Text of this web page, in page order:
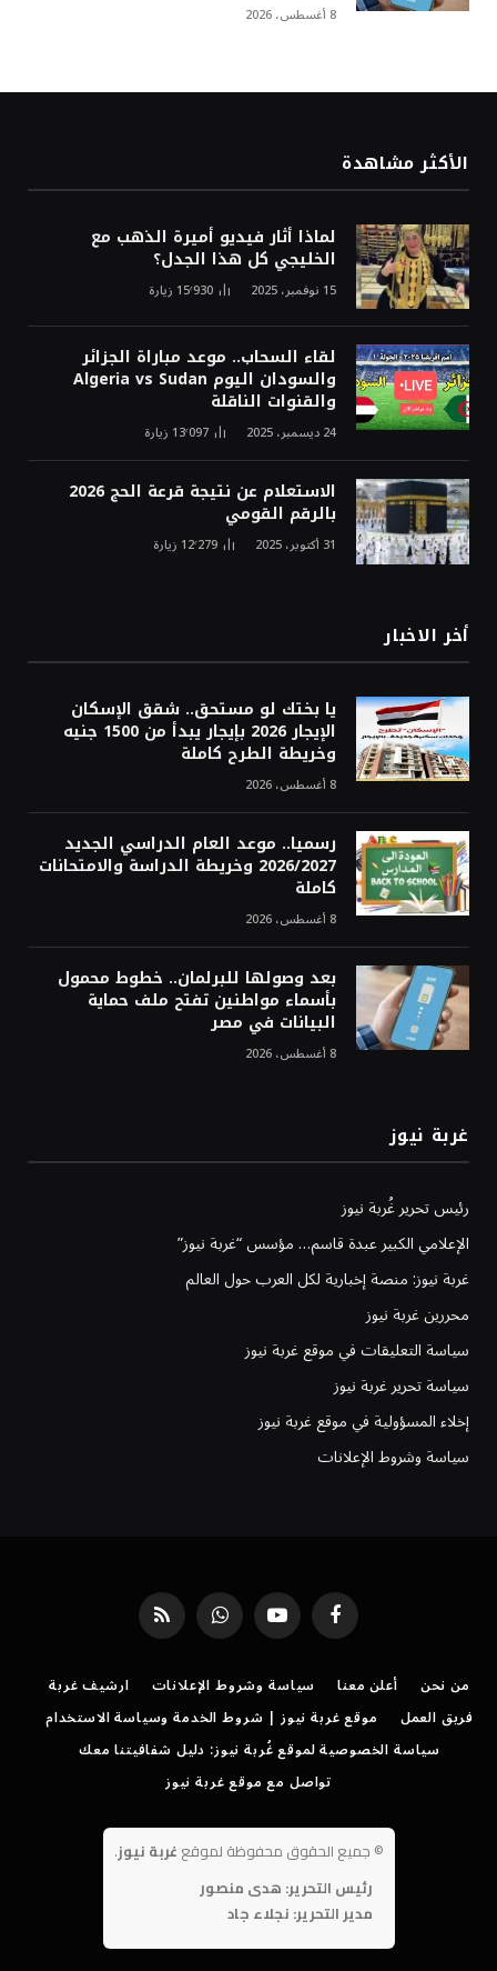
8 أغسطس، 2026
الأكثر مشاهدة
لماذا أثار فيديو أميرة الذهب مع
الخليجي كل هذا الجدل؟
15 نوفمبر، 2025 15٬930 زيارة
لقاء السحاب.. موعد مباراة الجزائر
والسودان اليوم Algeria vs Sudan
والقنوات الناقلة
24 ديسمبر، 2025 13٬097 زيارة
الاستعلام عن نتيجة قرعة الحج 2026
بالرقم القومي
31 أكتوبر، 2025 12٬279 زيارة
أخر الاخبار
يا بختك لو مستحق.. شقق الإسكان
الإيجار 2026 بإيجار يبدأ من 1500 جنيه
وخريطة الطرح كاملة
8 أغسطس، 2026
رسميا.. موعد العام الدراسي الجديد
2026/2027 وخريطة الدراسة والامتحانات
كاملة
8 أغسطس، 2026
بعد وصولها للبرلمان.. خطوط محمول
بأسماء مواطنين تفتح ملف حماية
البيانات في مصر
8 أغسطس، 2026
غربة نيوز
رئيس تحرير غُربة نيوز
الإعلامي الكبير عبدة قاسم… مؤسس “غربة نيوز”
غربة نيوز: منصة إخبارية لكل العرب حول العالم
محررين غربة نيوز
سياسة التعليقات في موقع غربة نيوز
سياسة تحرير غربة نيوز
إخلاء المسؤولية في موقع غربة نيوز
سياسة وشروط الإعلانات
فيسبوك يوتيوب واتساب RSS
من نحن أعلن معنا سياسة وشروط الإعلانات
ارشيف غربة
فريق العمل
موقع غربة نيوز | شروط الخدمة وسياسة الاستخدام
سياسة الخصوصية لموقع غُربة نيوز: دليل شفافيتنا معك
تواصل مع موقع غربة نيوز
© جميع الحقوق محفوظة لموقع غربة نيوز.
رئيس التحرير: هدى منصور
مدير التحرير: نجلاء جاد